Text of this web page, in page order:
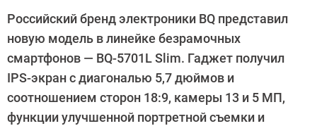
Дмитриева
Российский бренд электроники BQ представил
новую модель в линейке безрамочных
смартфонов — BQ-5701L Slim. Гаджет получил
IPS-экран с диагональю 5,7 дюймов и
соотношением сторон 18:9, камеры 13 и 5 МП,
функции улучшенной портретной съемки и